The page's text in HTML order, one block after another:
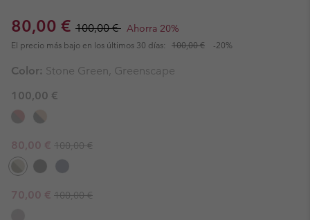
Sale price:
80,00 € Regular price:
100,00 € Ahorra 20%
El precio más bajo en los últimos 30 días: 100,00 € -20%
Color: Stone Green, Greenscape
100,00 €
Sale price:
80,00 € Regular price:
100,00 €
Sale price:
70,00 € Regular price:
100,00 €